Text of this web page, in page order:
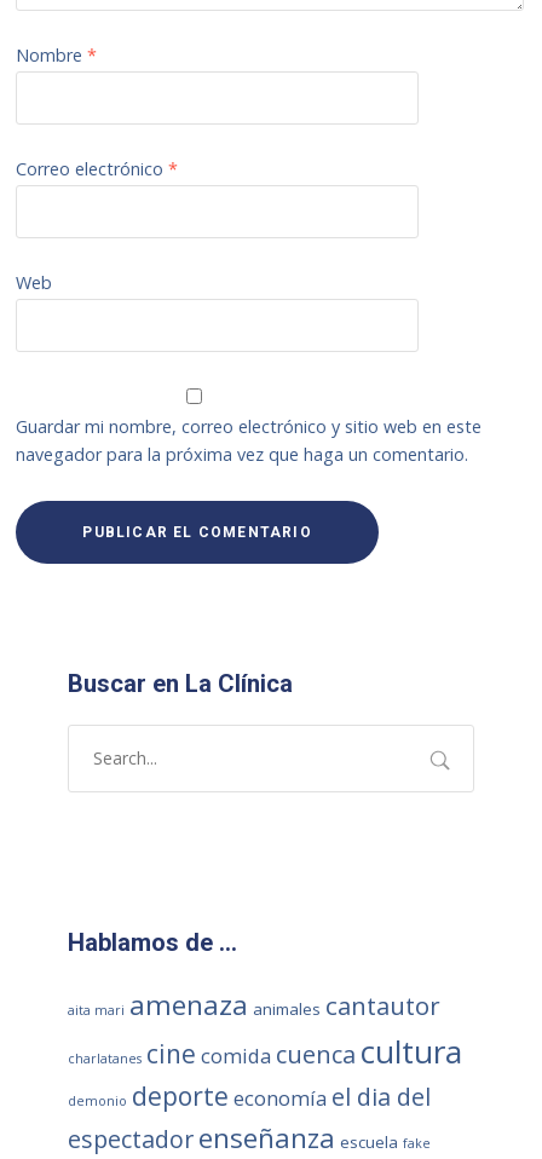
Nombre*
Correo electrónico*
Web
Guardar mi nombre, correo electrónico y sitio web en este
navegador para la próxima vez que haga un comentario.
Buscar en La Clínica
Hablamos de …
aita mari amenaza animales cantautor
charlatanes cine comida cuenca cultura
demonio deporte economía el dia del
espectador enseñanza escuela fake